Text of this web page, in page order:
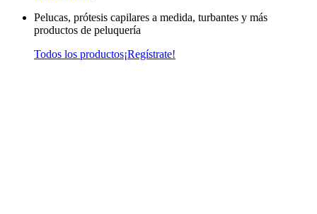
Pelucas, prótesis capilares a medida, turbantes y más
productos de peluquería
Todos los productos¡Regístrate!